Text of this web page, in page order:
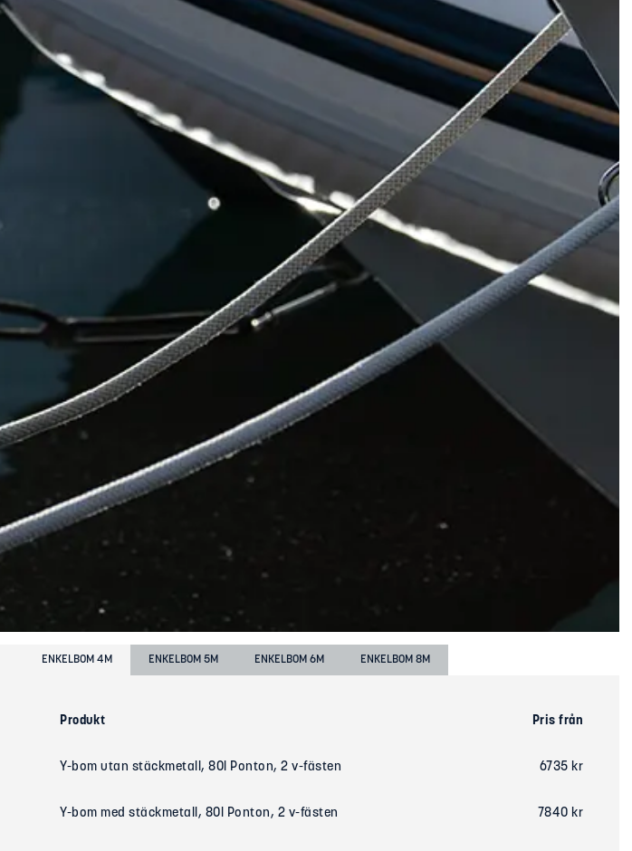
ENKELBOM 4M ENKELBOM 5M ENKELBOM 6M ENKELBOM 8M
Produkt Pris från
Y-bom utan stäckmetall, 80l Ponton, 2 v-fästen 6735 kr
Y-bom med stäckmetall, 80l Ponton, 2 v-fästen 7840 kr